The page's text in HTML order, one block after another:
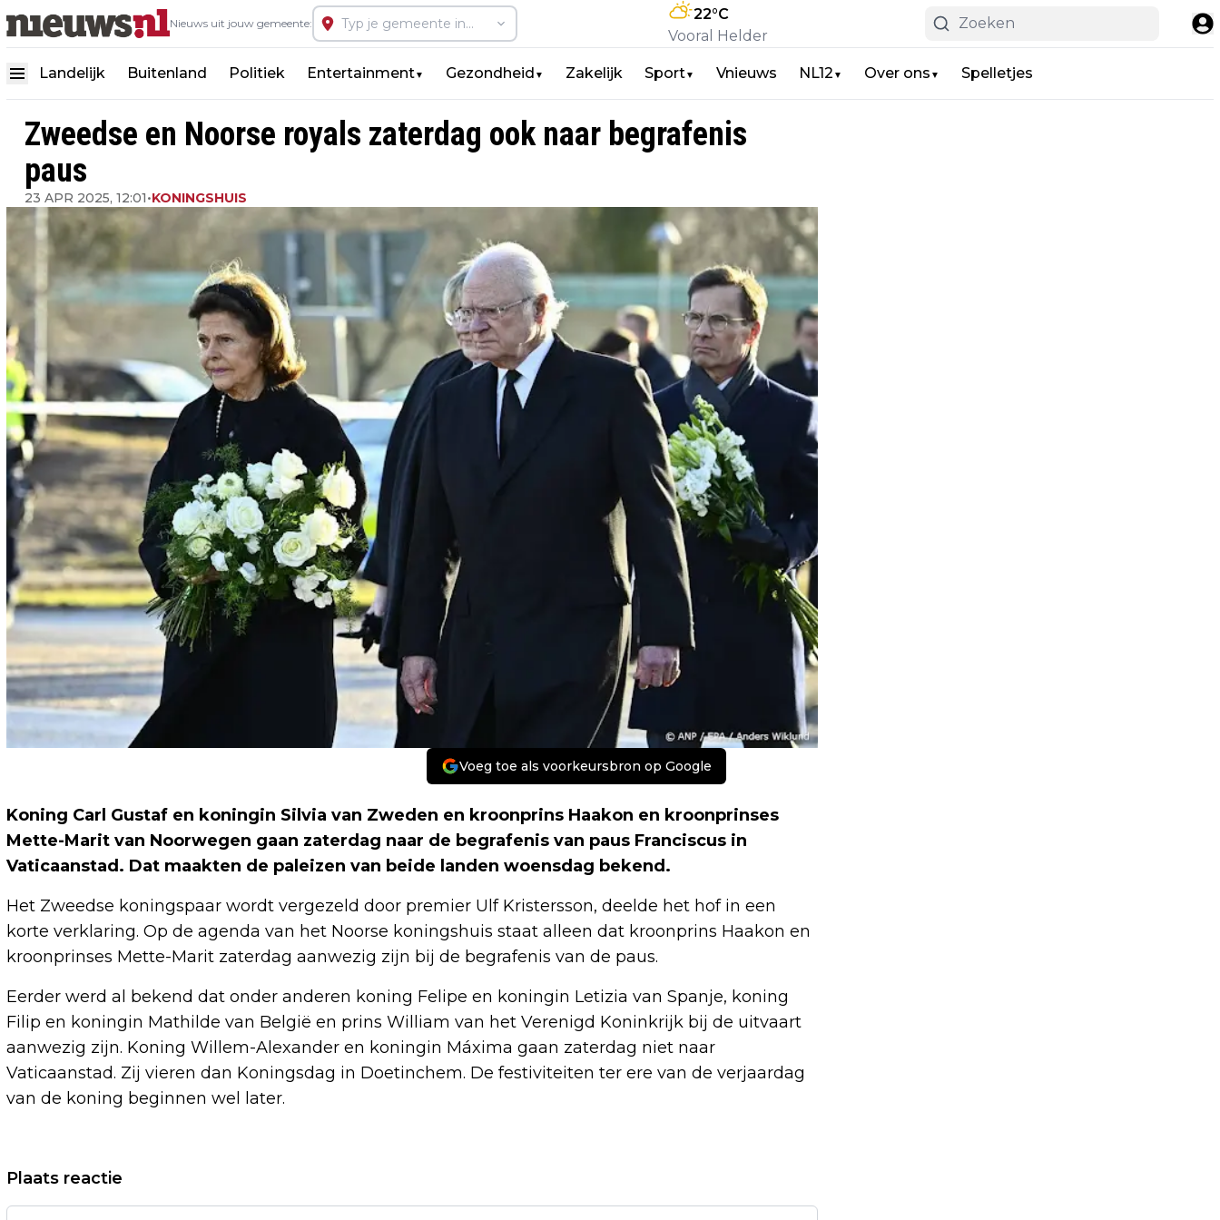
Nieuws uit jouw gemeente:
22°C
Vooral Helder
Landelijk Buitenland Politiek Entertainment▼ Gezondheid ▼ Zakelijk Sport▼ Vnieuws NL12 ▼ Over ons ▼ Spelletjes
Zweedse en Noorse royals zaterdag ook naar begrafenis
paus
23 APR 2025, 12:01•KONINGSHUIS
Voeg toe als voorkeursbron op Google
Koning Carl Gustaf en koningin Silvia van Zweden en kroonprins Haakon en kroonprinses
Mette-Marit van Noorwegen gaan zaterdag naar de begrafenis van paus Franciscus in
Vaticaanstad. Dat maakten de paleizen van beide landen woensdag bekend.
Het Zweedse koningspaar wordt vergezeld door premier Ulf Kristersson, deelde het hof in een
korte verklaring. Op de agenda van het Noorse koningshuis staat alleen dat kroonprins Haakon en
kroonprinses Mette-Marit zaterdag aanwezig zijn bij de begrafenis van de paus.
Eerder werd al bekend dat onder anderen koning Felipe en koningin Letizia van Spanje, koning
Filip en koningin Mathilde van België en prins William van het Verenigd Koninkrijk bij de uitvaart
aanwezig zijn. Koning Willem-Alexander en koningin Máxima gaan zaterdag niet naar
Vaticaanstad. Zij vieren dan Koningsdag in Doetinchem. De festiviteiten ter ere van de verjaardag
van de koning beginnen wel later.
Vorig artikel
PSV'ER SCHOUTEN ONDERGAAT
FABER: 'GOED NIEUWS' DAT OPVANG
Plaats reactie